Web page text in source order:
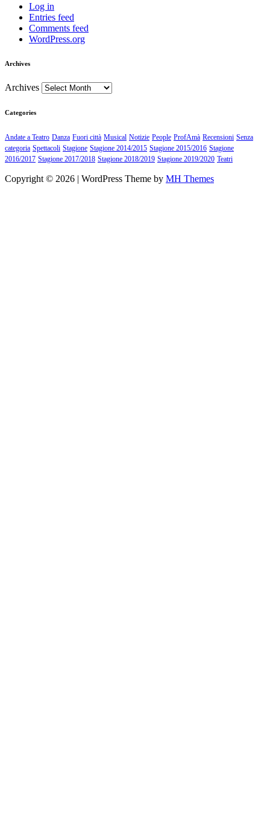
Log in
Entries feed
Comments feed
WordPress.org
Archives
Archives
Categories
Andate a Teatro Danza Fuori città Musical Notizie People ProfAmà Recensioni Senza
categoria Spettacoli Stagione Stagione 2014/2015 Stagione 2015/2016 Stagione
2016/2017 Stagione 2017/2018 Stagione 2018/2019 Stagione 2019/2020 Teatri
Copyright © 2026 | WordPress Theme by MH Themes